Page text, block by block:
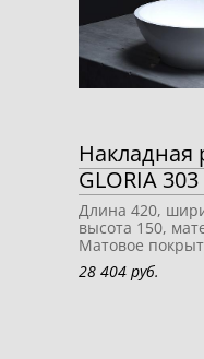
Накладная
GLORIA
Длина 420,
высота 150,
Матовое
28 404 руб.